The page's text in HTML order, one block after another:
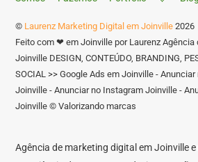
© Laurenz Marketing Digital em Joinville 2026
Feito com ❤ em Joinville por Laurenz
Joinville DESIGN, CONTEÚDO, BRANDING,
SOCIAL >> Google Ads em Joinville -
Joinville - Anunciar no Instagram Joinville -
Joinville © Valorizando marcas
Agência de marketing digital em Joinville